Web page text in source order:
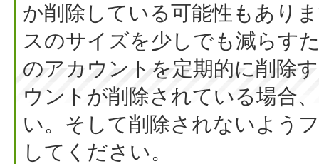
か削除している可能性もあり
スのサイズを少しでも減らす
のアカウントを定期的に削除
ウントが削除されている場合
い。そして削除されないよう
してください。